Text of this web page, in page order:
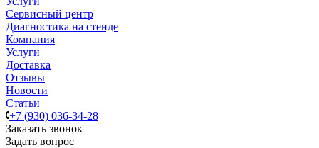
Сервисный центр
Диагностика на стенде
Компания
Услуги
Доставка
Отзывы
Новости
Статьи
+7 (930) 036-34-28
Заказать звонок
Задать вопрос